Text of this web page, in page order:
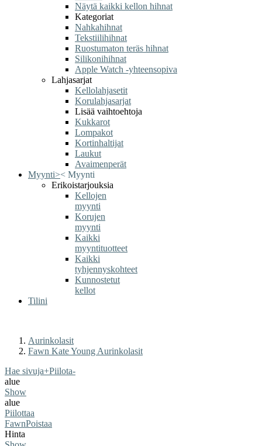
Näytä kaikki kellon hihnat
Kategoriat
Nahkahihnat
Tekstiilihihnat
Ruostumaton teräs hihnat
Silikonihihnat
Apple Watch -yhteensopiva
Lahjasarjat
Kellolahjasetit
Korulahjasarjat
Lisää vaihtoehtoja
Kukkarot
Lompakot
Kortinhaltijat
Laukut
Avaimenperät
Myynti>< Myynti
Erikoistarjouksia
Kellojen
myynti
Korujen
myynti
Kaikki
myyntituotteet
Kaikki
tyhjennyskohteet
Kunnostetut
kellot
Tilini
Aurinkolasit
Fawn Kate Young Aurinkolasit
Hae sivuja+Piilota-
alue
Show
alue
Piilottaa
FawnPoistaa
Hinta